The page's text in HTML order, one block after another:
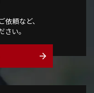
頼など、
い。
arrow_forward